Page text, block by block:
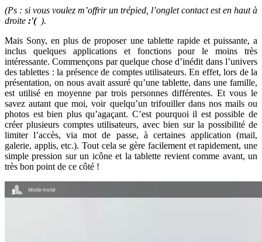
(Ps : si vous voulez m’offrir un trépied, l’onglet contact est en haut à
droite :'().
Mais Sony, en plus de proposer une tablette rapide et puissante, a
inclus quelques applications et fonctions pour le moins très
intéressante. Commençons par quelque chose d’inédit dans l’univers
des tablettes : la présence de comptes utilisateurs. En effet, lors de la
présentation, on nous avait assuré qu’une tablette, dans une famille,
est utilisé en moyenne par trois personnes différentes. Et vous le
savez autant que moi, voir quelqu’un trifouiller dans nos mails ou
photos est bien plus qu’agaçant. C’est pourquoi il est possible de
créer plusieurs comptes utilisateurs, avec bien sur la possibilité de
limiter l’accès, via mot de passe, à certaines application (mail,
galerie, applis, etc.). Tout cela se gère facilement et rapidement, une
simple pression sur un icône et la tablette revient comme avant, un
très bon point de ce côté !